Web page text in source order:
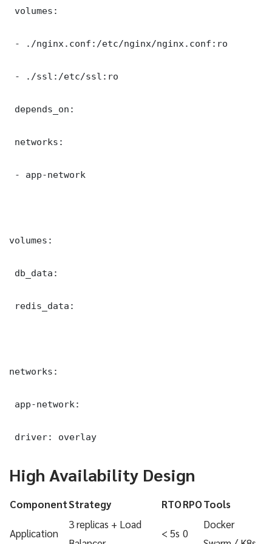
volumes:
- ./nginx.conf:/etc/nginx/nginx.conf:ro
- ./ssl:/etc/ssl:ro
depends_on:
networks:
- app-network
volumes:
db_data:
redis_data:
networks:
app-network:
driver: overlay
High Availability Design
ComponentStrategy RTORPOTools
Application
3 replicas + Load
< 5s 0
Docker